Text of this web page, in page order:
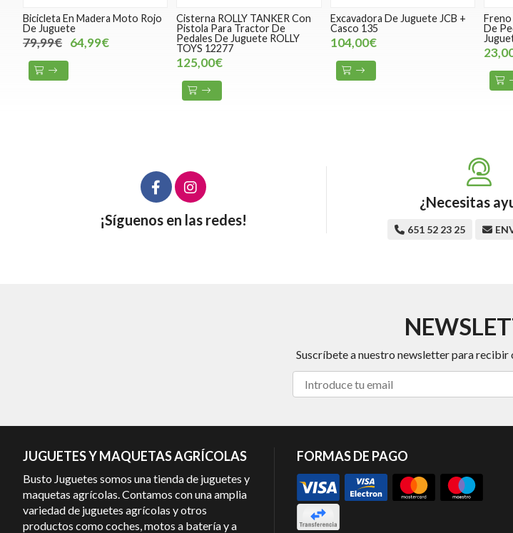
Bicicleta En Madera Moto Rojo
De Juguete
79,99€ 64,99€
Cisterna ROLLY TANKER Con
Pistola Para Tractor De
Pedales De Juguete ROLLY
TOYS 12277
125,00€
Excavadora De Juguete JCB +
Casco 135
104,00€
De
¡Síguenos en las redes!
¿Necesitas
651 52 23 25
Suscríbete a nuestro newsletter para recibir
JUGUETES Y MAQUETAS AGRÍCOLAS
Busto Juguetes somos una tienda de juguetes y
maquetas agrícolas. Contamos con una amplia
variedad de juguetes agrícolas y otros
productos como coches, motos a batería y a
FORMAS DE PAGO